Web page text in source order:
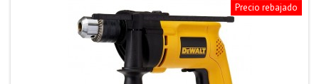
Precio rebajado